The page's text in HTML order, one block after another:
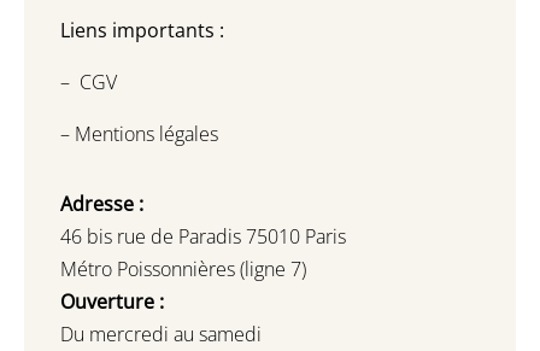
Liens importants :
– CGV
– Mentions légales
Adresse :
46 bis rue de Paradis 75010 Paris
Métro Poissonnières (ligne 7)
Ouverture :
Du mercredi au samedi